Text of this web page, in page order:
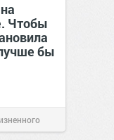
Чтобы
бы